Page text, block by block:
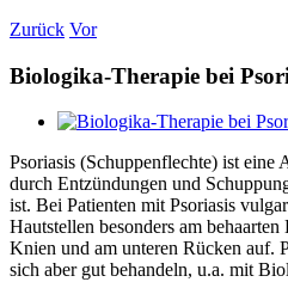
Zurück Vor
Biologika-Therapie bei
Zeige
Bild
Psoriasis (Schuppenflechte) ist eine
durch Entzündungen und
ist. Bei Patienten mit Psoriasis
Hautstellen besonders am
Knien und am unteren Rücken auf.
sich aber gut behandeln, u.a. mit